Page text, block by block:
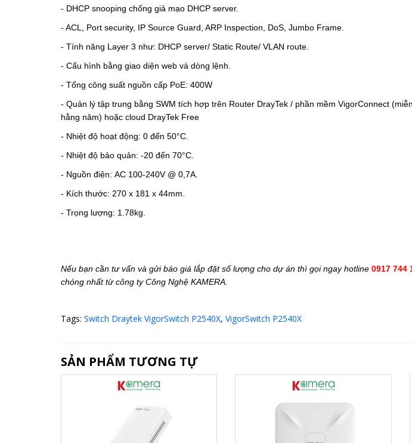
- DHCP snooping chống giả mạo DHCP server.
- ACL, Port security, IP Source Guard, ARP Inspection, DoS, Jumbo Frame.
- Tính năng Layer 3 như: DHCP server/ Static Route/ VLAN route.
- Cấu hình bằng giao diện web và dòng lệnh.
- Tổng công suất nguồn cấp PoE: 400W
- Quản lý tập trung bằng SWM tích hợp trên Router DrayTek / phần mềm VigorConnect
hằng năm) hoặc cloud DrayTek Free
- Nhiệt độ hoạt động: 0 đến 50°C.
- Nhiệt độ bảo quản: -20 đến 70°C.
- Nguồn điện: AC 100-240V @ 0,7A.
- Kích thước: 270 x 181 x 44mm.
- Trọng lượng: 1.78kg.
Nếu bạn cần tư vấn và gửi báo giá lắp đặt số lượng cho dự án thì gọi ngay hotline 0917 744
chóng nhất từ công ty Công Nghệ KAMERA.
Tags: Switch Draytek VigorSwitch P2540X, VigorSwitch P2540X
SẢN PHẨM TƯƠNG TỰ